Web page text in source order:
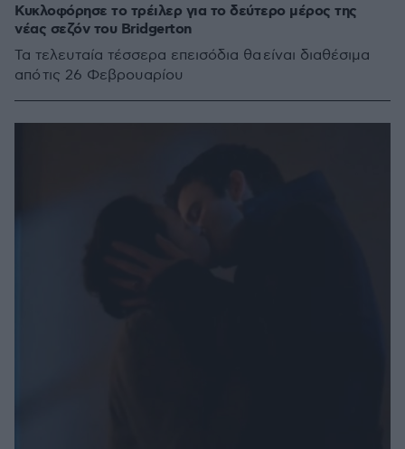
Κυκλοφόρησε το τρέιλερ για το δεύτερο μέρος της
νέας σεζόν του Bridgerton
Τα τελευταία τέσσερα επεισόδια θα είναι διαθέσιμα
από τις 26 Φεβρουαρίου